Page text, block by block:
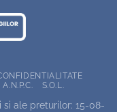
A.N.P.C. S.O.L.
ale preturilor: 15-08-